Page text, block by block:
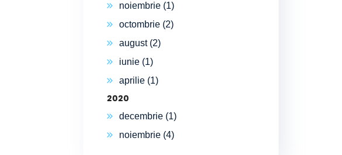
noiembrie (1)
octombrie (2)
august (2)
iunie (1)
aprilie (1)
2020
decembrie (1)
noiembrie (4)